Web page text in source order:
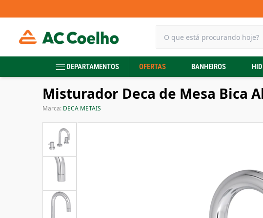
DEPARTAMENTOS OFERTAS BANHEIROS
Misturador Deca de Mesa Bica
Marca: DECA METAIS